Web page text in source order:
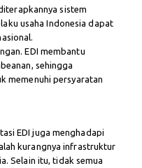
sistem
usaha Indonesia dapat
EDI membantu
sehingga
memenuhi persyaratan
EDI juga menghadapi
kurangnya infrastruktur
Selain itu, tidak semua